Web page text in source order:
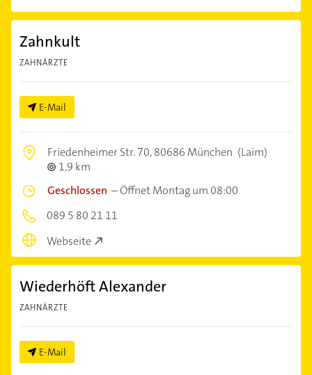
Zahnkult
ZAHNÄRZTE
E-Mail
Friedenheimer Str. 70,80686 München (Laim)
1,9 km
Geschlossen –Öffnet Montag um 08:00
089 5 80 21 11
Webseite
Wiederhöft Alexander
ZAHNÄRZTE
E-Mail